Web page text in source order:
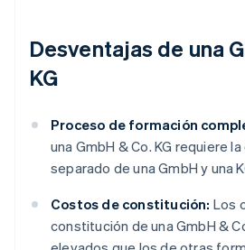
Desventajas de una
KG
Proceso de formación
una GmbH & Co. KG requiere
separado de una GmbH y una
Costos de constitución: Los
constitución de una GmbH &